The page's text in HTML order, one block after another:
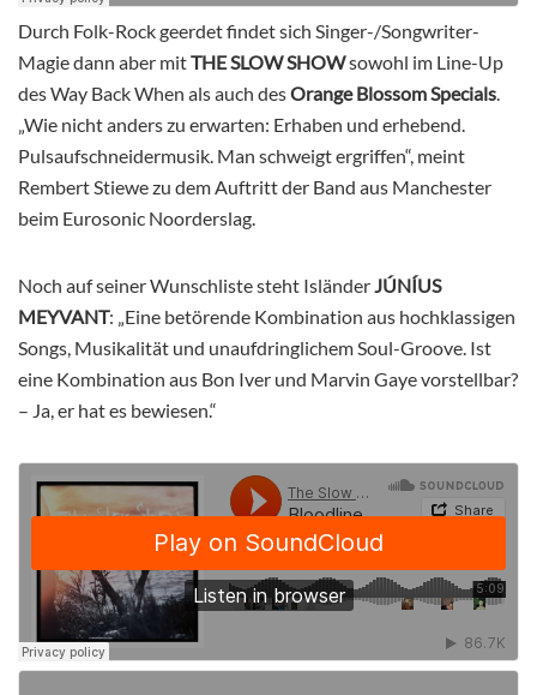
Durch Folk-Rock geerdet findet sich Singer-/Songwriter-
Magie dann aber mitTHE SLOW SHOWsowohl im Line-Up
des Way Back When als auch desOrange Blossom Specials.
„Wie nicht anders zu erwarten: Erhaben und erhebend.
Pulsaufschneidermusik. Man schweigt ergriffen“, meint
Rembert Stiewe zu dem Auftritt der Band aus Manchester
beim Eurosonic Noorderslag.
Noch auf seiner Wunschliste steht IsländerJÚNÍUS
MEYVANT: „Eine betörende Kombination aus hochklassigen
Songs, Musikalität und unaufdringlichem Soul-Groove. Ist
eine Kombination aus Bon Iver und Marvin Gaye vorstellbar?
– Ja, er hat es bewiesen.“